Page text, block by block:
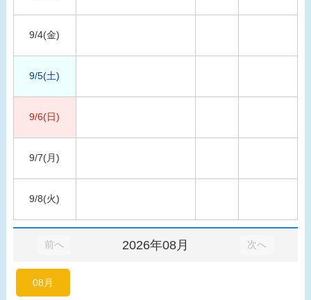
9/4(金)
9/5(土)
9/6(日)
9/7(月)
9/8(火)
前へ 2026年08月 次へ
08月